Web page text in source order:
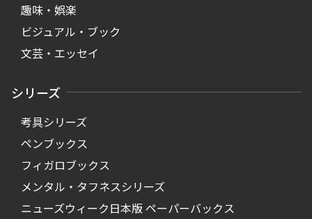
趣味・娯楽
ビジュアル・ブック
文芸・エッセイ
シリーズ
考具シリーズ
ペンブックス
フィガロブックス
メンタル・タフネスシリーズ
ニューズウィーク日本版 ペーパーバックス